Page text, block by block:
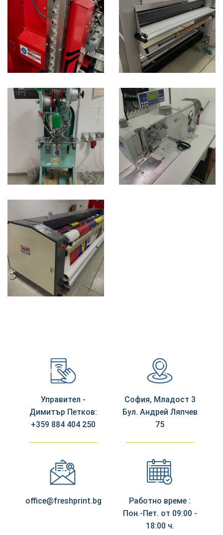
Управител -
Димитър Петков:
+359 884 404 250
София, Младост 3
Бул. Андрей Ляпчев
75
office@freshprint.bg
Работно време :
Пон.-Пет. от 09:00 -
18:00 ч.